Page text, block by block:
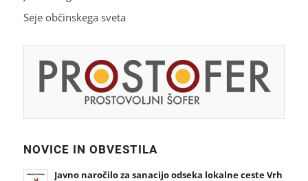
Seje občinskega sveta
NOVICE IN OBVESTILA
Javno naročilo za sanacijo odseka lokalne ceste Vrh